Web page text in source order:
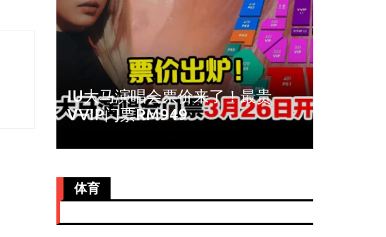
周冬雨爆秀场耍大牌！拒与VIP合
影全程臭脸不配合
体育